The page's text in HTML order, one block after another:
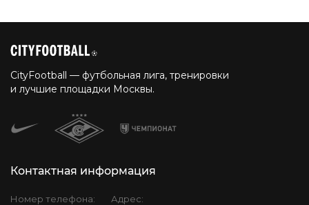
CityFootball — футбольная лига, тренировки
и лучшие площадки Москвы.
Контактная информация
Номер телефона: Адрес: